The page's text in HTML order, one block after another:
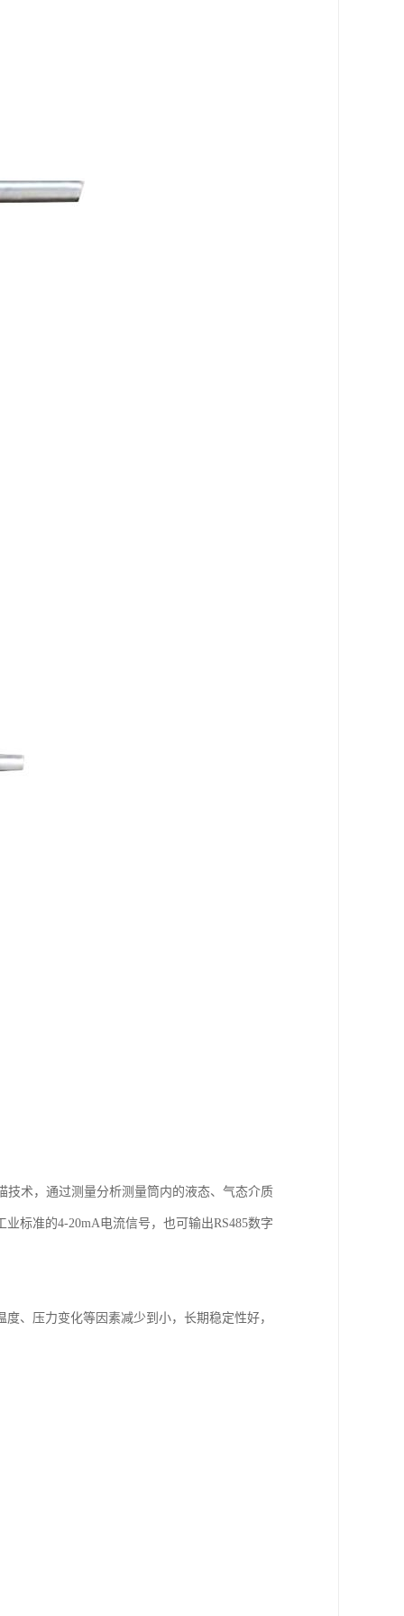
技术，通过测量分析测量筒内的液态、气态介质
标准的4-20mA电流信号，也可输出RS485数字
、压力变化等因素减少到小，长期稳定性好，